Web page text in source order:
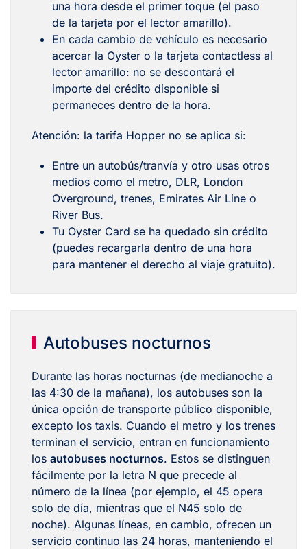
una hora desde el primer toque (el paso
de la tarjeta por el lector amarillo).
En cada cambio de vehículo es necesario
acercar la Oyster o la tarjeta contactless al
lector amarillo: no se descontará el
importe del crédito disponible si
permaneces dentro de la hora.
Atención: la tarifa Hopper no se aplica si:
Entre un autobús/tranvía y otro usas otros
medios como el metro, DLR, London
Overground, trenes, Emirates Air Line o
River Bus.
Tu Oyster Card se ha quedado sin crédito
(puedes recargarla dentro de una hora
para mantener el derecho al viaje gratuito).
Autobuses nocturnos
Durante las horas nocturnas (de medianoche a
las 4:30 de la mañana), los autobuses son la
única opción de transporte público disponible,
excepto los taxis. Cuando el metro y los trenes
terminan el servicio, entran en funcionamiento
los autobuses nocturnos. Estos se distinguen
fácilmente por la letra N que precede al
número de la línea (por ejemplo, el 45 opera
solo de día, mientras que el N45 solo de
noche). Algunas líneas, en cambio, ofrecen un
servicio continuo las 24 horas, manteniendo el